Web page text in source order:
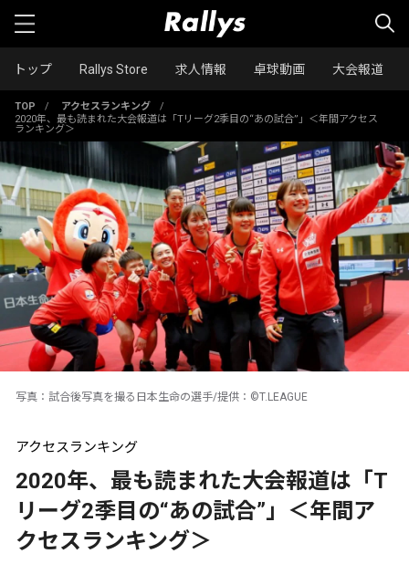
トップ Rallys Store 求人情報 卓球動画 大会報道
TOP / アクセスランキング
/
2020年、最も読まれた大会報道は「Tリーグ2季目の“あの試合”」＜年間アクセス
ランキング＞
写真：試合後写真を撮る日本生命の選手/提供：©T.LEAGUE
アクセスランキング
2020年、最も読まれた大会報道は「T
リーグ2季目の“あの試合”」＜年間ア
クセスランキング＞